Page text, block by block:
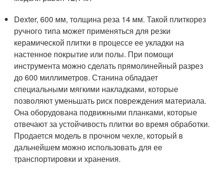
Dexter, 600 мм, толщина реза 14 мм. Такой плиткорез
ручного типа может применяться для резки
керамической плитки в процессе ее укладки на
настенное покрытие или полы. При помощи
инструмента можно сделать прямолинейный разрез
до 600 миллиметров. Станина обладает
специальными мягкими накладками, которые
позволяют уменьшать риск повреждения материала.
Она оборудована подвижными планками, которые
отвечают за устойчивость плитки во время обработки.
Продается модель в прочном чехле, который в
дальнейшем можно использовать для ее
транспортировки и хранения.